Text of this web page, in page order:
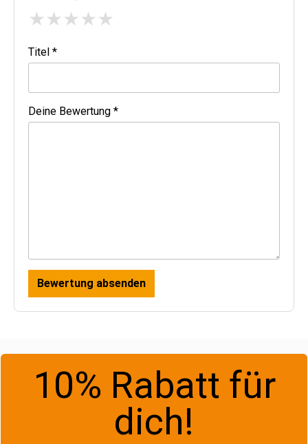
★★★★★
Titel *
Deine Bewertung *
Bewertung absenden
10% Rabatt für
dich!